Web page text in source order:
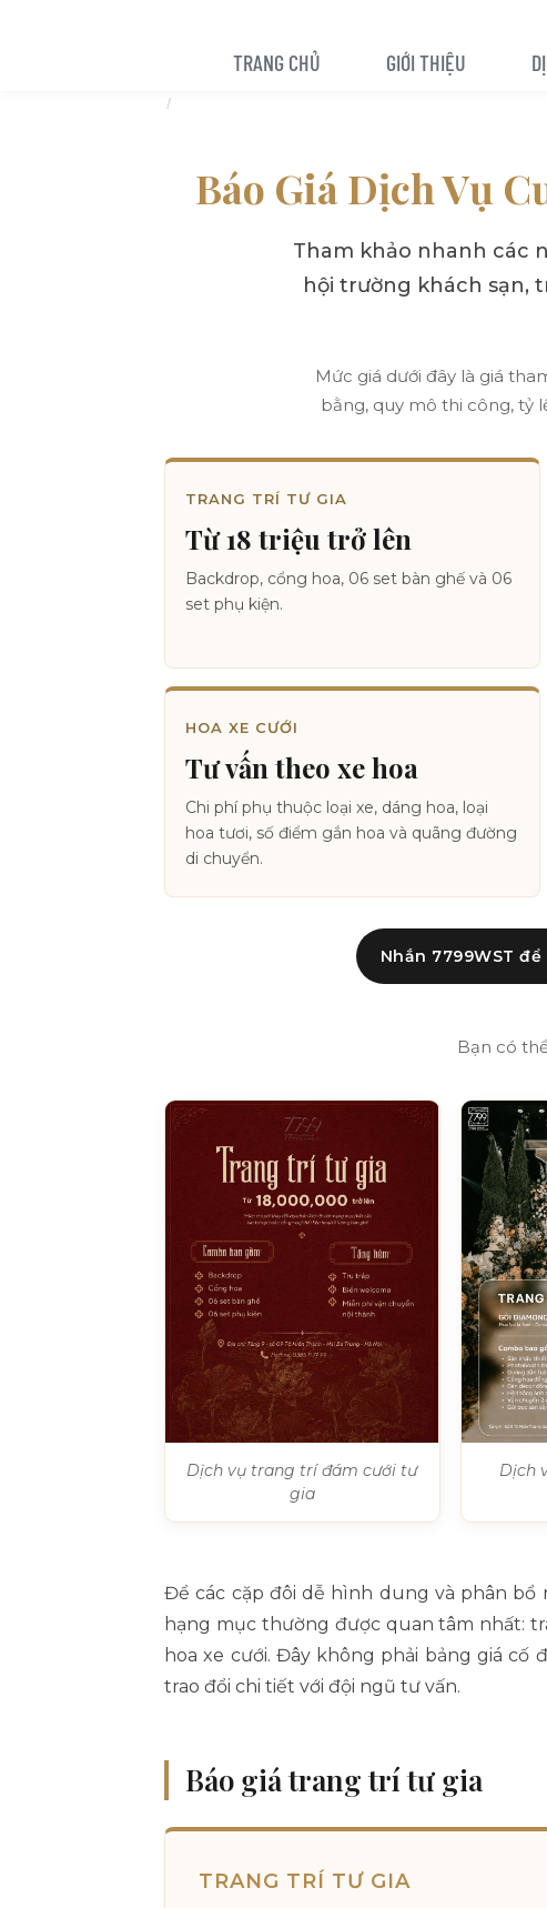
TRANG CHỦ GIỚI THIỆU
Báo Giá Dịch Vụ
Tham khảo nhanh các
hội trường khách sạn,
Mức giá dưới đây là giá
bằng, quy mô thi công, tỷ
TRANG TRÍ TƯ GIA
Từ 18 triệu trở lên
Backdrop, cổng hoa, 06 set bàn ghế và 06
set phụ kiện.
HOA XE CƯỚI
Tư vấn theo xe hoa
Chi phí phụ thuộc loại xe, dáng hoa, loại
hoa tươi, số điểm gắn hoa và quãng đường
di chuyển.
Nhắn 7799WST
Bạn có
Dịch vụ trang trí đám cưới tư
gia
Dịch
Để các cặp đôi dễ hình dung và phân bổ
hạng mục thường được quan tâm nhất:
hoa xe cưới. Đây không phải bảng giá
trao đổi chi tiết với đội ngũ tư vấn.
Báo giá trang trí tư gia
TRANG TRÍ TƯ GIA